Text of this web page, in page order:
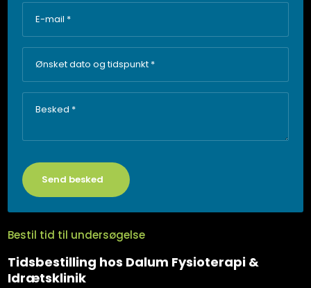
Bestil tid til undersøgelse
Tidsbestilling hos Dalum Fysioterapi &
Idrætsklinik